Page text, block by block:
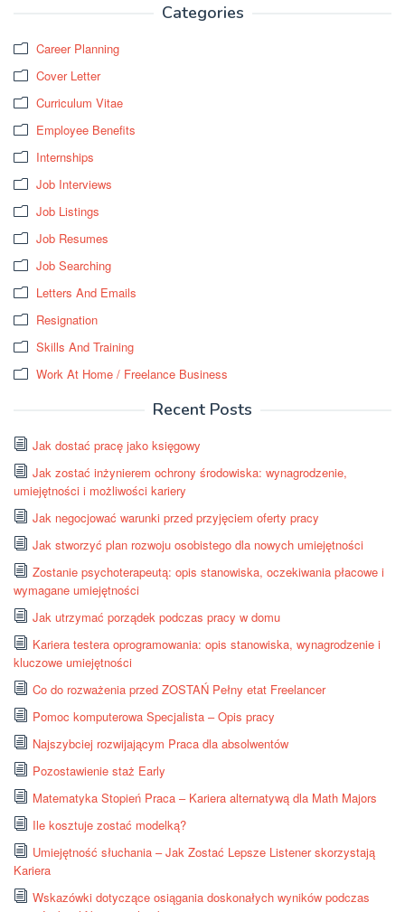
Categories
Career Planning
Cover Letter
Curriculum Vitae
Employee Benefits
Internships
Job Interviews
Job Listings
Job Resumes
Job Searching
Letters And Emails
Resignation
Skills And Training
Work At Home / Freelance Business
Recent Posts
Jak dostać pracę jako księgowy
Jak zostać inżynierem ochrony środowiska: wynagrodzenie,
umiejętności i możliwości kariery
Jak negocjować warunki przed przyjęciem oferty pracy
Jak stworzyć plan rozwoju osobistego dla nowych umiejętności
Zostanie psychoterapeutą: opis stanowiska, oczekiwania płacowe i
wymagane umiejętności
Jak utrzymać porządek podczas pracy w domu
Kariera testera oprogramowania: opis stanowiska, wynagrodzenie i
kluczowe umiejętności
Co do rozważenia przed ZOSTAŃ Pełny etat Freelancer
Pomoc komputerowa Specjalista – Opis pracy
Najszybciej rozwijającym Praca dla absolwentów
Pozostawienie staż Early
Matematyka Stopień Praca – Kariera alternatywą dla Math Majors
Ile kosztuje zostać modelką?
Umiejętność słuchania – Jak Zostać Lepsze Listener skorzystają
Kariera
Wskazówki dotyczące osiągania doskonałych wyników podczas